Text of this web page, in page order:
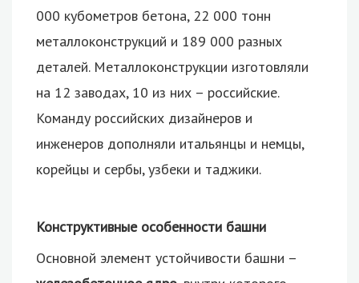
000 кубометров бетона, 22 000 тонн
металлоконструкций и 189 000 разных
деталей. Металлоконструкции изготовляли
на 12 заводах, 10 из них – российские.
Команду российских дизайнеров и
инженеров дополняли итальянцы и немцы,
корейцы и сербы, узбеки и таджики.
Конструктивные особенности башни
Основной элемент устойчивости башни –